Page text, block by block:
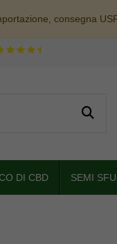
consegna
DI CBD SEMI